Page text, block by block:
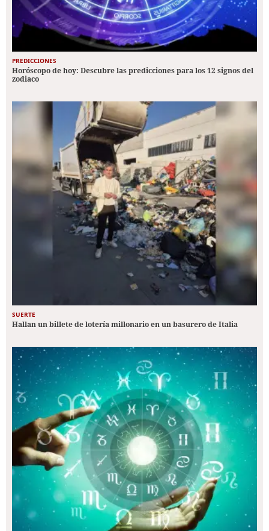
PREDICCIONES
Horóscopo de hoy: Descubre las predicciones para los 12 signos del
zodiaco
SUERTE
Hallan un billete de lotería millonario en un basurero de Italia